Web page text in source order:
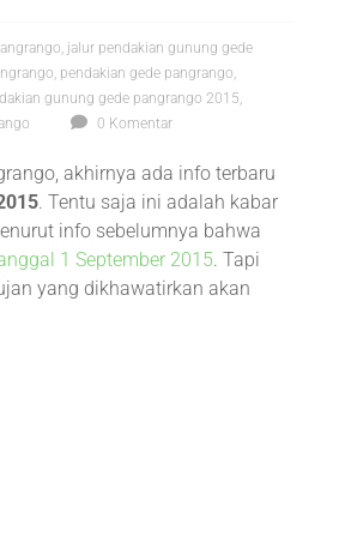
, jalur pendakian gunung gede
, pendakian gede pangrango,
gunung gede pangrango 2015,
0 Komentar
akhirnya ada info terbaru
. Tentu saja ini adalah kabar
info sebelumnya bahwa
1 September 2015. Tapi
yang dikhawatirkan akan